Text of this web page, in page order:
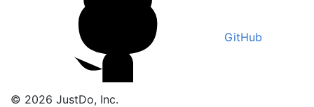
GitHub
© 2026 JustDo, Inc.